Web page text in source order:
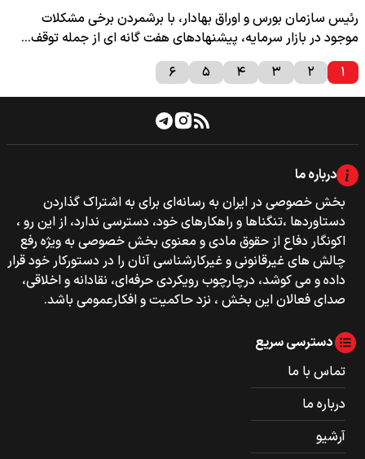
رئیس سازمان بورس و اوراق بهادار، با برشمردن برخی مشکلات
موجود در بازار سرمایه، پیشنهادهای هفت گانه ای از جمله توقف…
۱
۲ ۳ ۴ ۵ ۶
درباره ما
بخش خصوصی‌‌ در ایران به رسانه‌ای برای به اشتراک گذاردن
دستاوردها ،تنگناها و راهکارهای خود، دسترسی ندارد، از این رو ،
اکونگار دفاع از حقوق مادی و معنوی بخش خصوصی به ویژه رفع
چالش های غیرقانونی و غیرکارشناسی آنان را در دستورکار خود قرار
داده و می کوشد، درچارچوب رویکردی حرفه‌ای، نقادانه و اخلاقی،
صدای فعالان این بخش ، نزد حاکمیت و افکارعمومی باشد.
دسترسی سریع
تماس با ما
درباره ما
آرشیو